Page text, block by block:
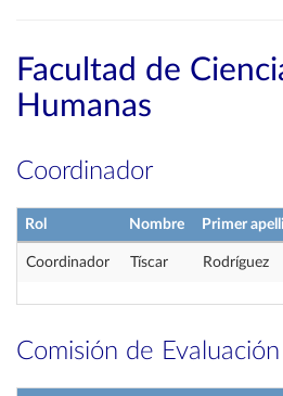
Facultad de
Humanas
Coordinador
Rol Nombre Primer
Coordinador Tíscar Rodríguez
Comisión de